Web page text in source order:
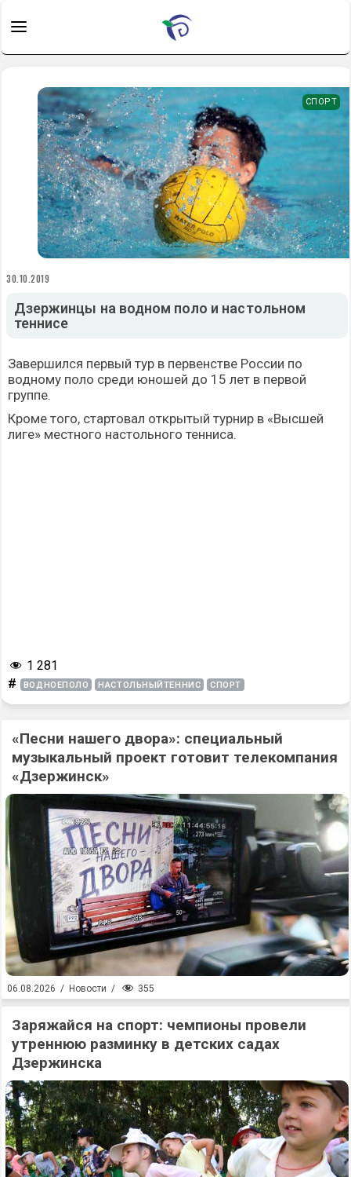
СПОРТ
30.10.2019
Дзержинцы на водном поло и настольном
теннисе
Завершился первый тур в первенстве России по
водному поло среди юношей до 15 лет в первой
группе.
Кроме того, стартовал открытый турнир в «Высшей
лиге» местного настольного тенниса.
1 281
# ВОДНОЕПОЛО НАСТОЛЬНЫЙТЕННИС СПОРТ
«Песни нашего двора»: специальный
музыкальный проект готовит телекомпания
«Дзержинск»
06.08.2026 / Новости / 355
Заряжайся на спорт: чемпионы провели
утреннюю разминку в детских садах
Дзержинска